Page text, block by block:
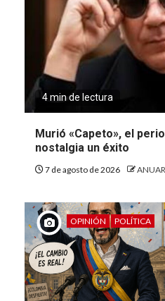
4 min de lectura
Murió «Capeto», el
nostalgia un éxito
7 de agosto de 2026
OPINIÓN POLÍTICA